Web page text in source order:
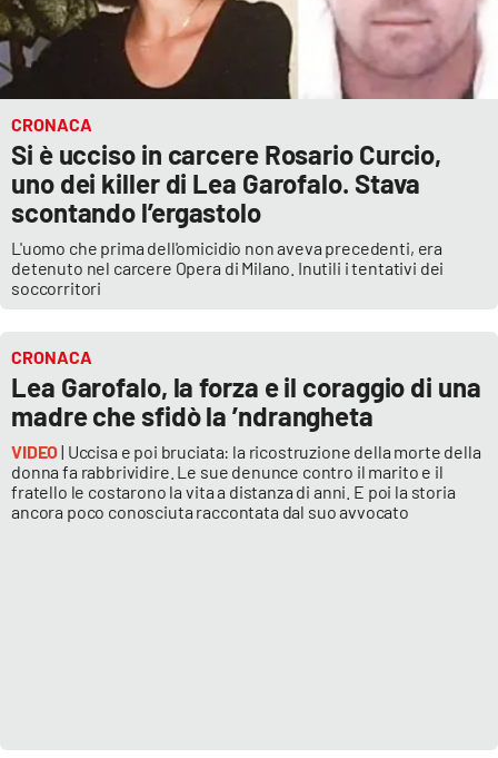
CRONACA
Si è ucciso in carcere Rosario Curcio,
uno dei killer di Lea Garofalo. Stava
scontando l’ergastolo
L'uomo che prima dell'omicidio non aveva precedenti, era
detenuto nel carcere Opera di Milano. Inutili i tentativi dei
soccorritori
CRONACA
Lea Garofalo, la forza e il coraggio di una
madre che sfidò la ’ndrangheta
VIDEO| Uccisa e poi bruciata: la ricostruzione della morte della
donna fa rabbrividire. Le sue denunce contro il marito e il
fratello le costarono la vita a distanza di anni. E poi la storia
ancora poco conosciuta raccontata dal suo avvocato